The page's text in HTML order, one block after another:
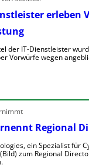
erleben
der IT-Dienstleister
Vorwürfe wegen
Regional
ein Spezialist für
zum Regional